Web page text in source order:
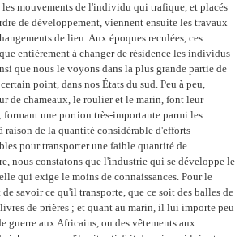
mouvements de l'individu qui trafique, et placés
de développement, viennent ensuite les travaux
de lieu. Aux époques reculées, ces
entièrement à changer de résidence les individus
que nous le voyons dans la plus grande partie de
point, dans nos États du sud. Peu à peu,
de chameaux, le roulier et le marin, font leur
formant une portion très-importante parmi les
raison de la quantité considérable d'efforts
pour transporter une faible quantité de
nous constatons que l'industrie qui se développe le
qui exige le moins de connaissances. Pour le
savoir ce qu'il transporte, que ce soit des balles de
de prières ; et quant au marin, il lui importe peu
guerre aux Africains, ou des vêtements aux